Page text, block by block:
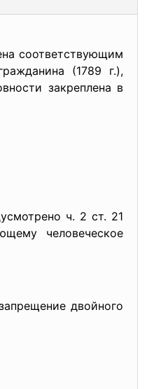
соответствующим
(1789 г.),
закреплена в
ч. 2 ст. 21
человеческое
двойного